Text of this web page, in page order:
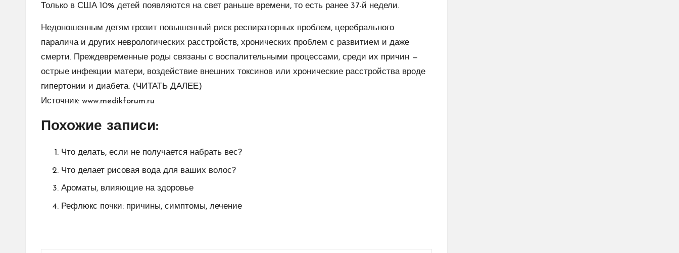
Только в США 10% детей появляются на свет раньше времени, то есть ранее 37-й недели.
Недоношенным детям грозит повышенный риск респираторных проблем, церебрального
паралича и других неврологических расстройств, хронических проблем с развитием и даже
смерти. Преждевременные роды связаны с воспалительными процессами, среди их причин —
острые инфекции матери, воздействие внешних токсинов или хронические расстройства вроде
гипертонии и диабета. (ЧИТАТЬ ДАЛЕЕ)
Источник: www.medikforum.ru
Похожие записи:
Что делать, если не получается набрать вес?
Что делает рисовая вода для ваших волос?
Ароматы, влияющие на здоровье
Рефлюкс почки: причины, симптомы, лечение